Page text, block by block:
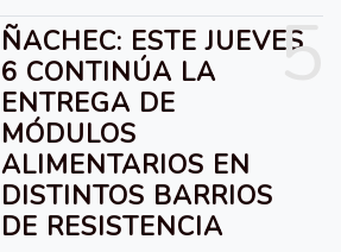
5
ÑACHEC: ESTE JUEVES
6 CONTINÚA LA
ENTREGA DE
MÓDULOS
ALIMENTARIOS EN
DISTINTOS BARRIOS
DE RESISTENCIA